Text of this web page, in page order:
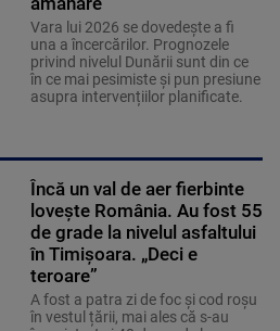
Vara lui 2026 se dovedește a fi
una a încercărilor. Prognozele
privind nivelul Dunării sunt din ce
în ce mai pesimiste și pun presiune
asupra intervențiilor planificate.
Încă un val de aer fierbinte
lovește România. Au fost 55
de grade la nivelul asfaltului
în Timișoara. „Deci e
teroare”
A fost a patra zi de foc și cod roșu
în vestul țării, mai ales că s-au